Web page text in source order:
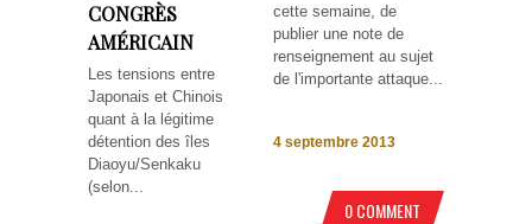
CONGRÈS
AMÉRICAIN
Les tensions entre
Japonais et Chinois
quant à la légitime
détention des îles
Diaoyu/Senkaku
(selon...
cette semaine, de
publier une note de
renseignement au sujet
de l'importante attaque...
4 septembre 2013
0 COMMENT